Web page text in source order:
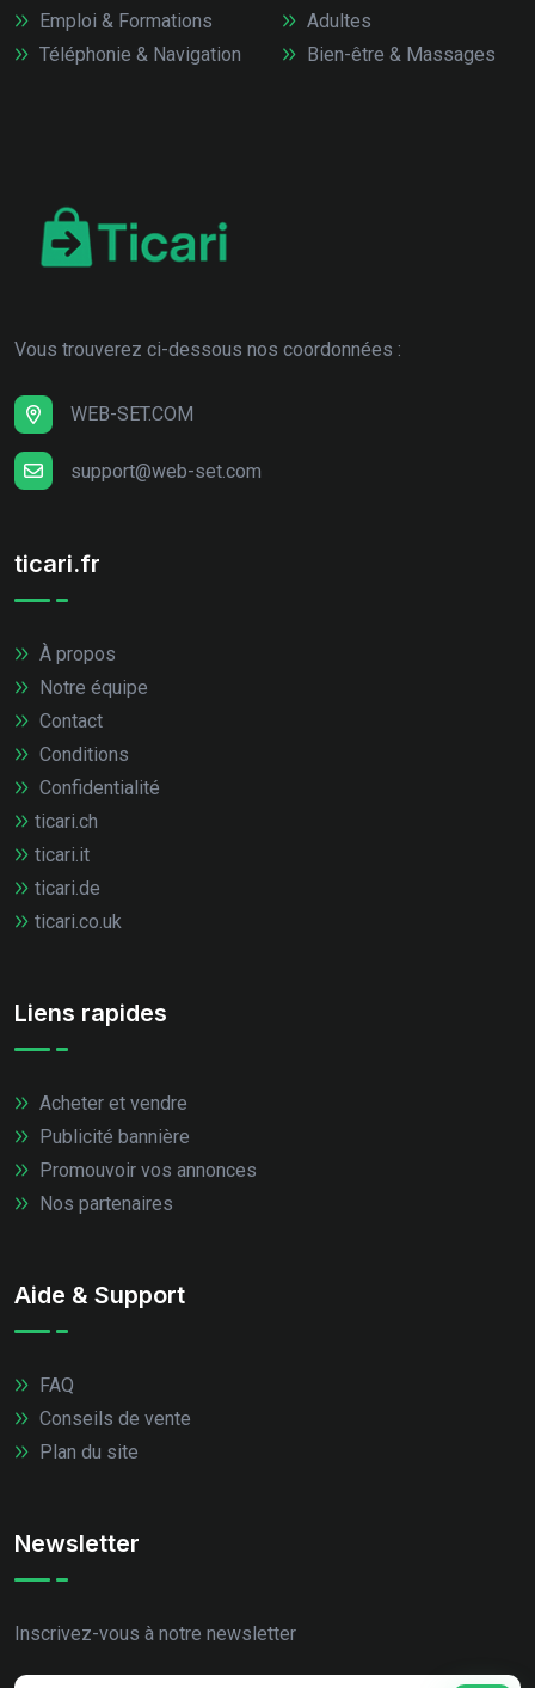
Emploi & Formations
Téléphonie & Navigation
Adultes
Bien-être & Massages
Vous trouverez ci-dessous nos coordonnées :
WEB-SET.COM
support@web-set.com
ticari.fr
À propos
Notre équipe
Contact
Conditions
Confidentialité
ticari.ch
ticari.it
ticari.de
ticari.co.uk
Liens rapides
Acheter et vendre
Publicité bannière
Promouvoir vos annonces
Nos partenaires
Aide & Support
FAQ
Conseils de vente
Plan du site
Newsletter
Inscrivez-vous à notre newsletter